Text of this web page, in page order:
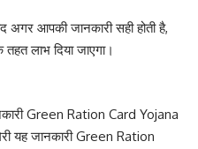
अगर आपकी जानकारी सही होती है,
लाभ दिया जाएगा।
Green Ration Card Yojana
यह जानकारी Green Ration